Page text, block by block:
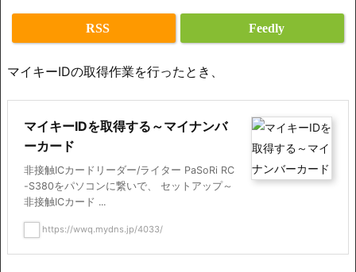
RSS Feedly
マイキーIDの取得作業を行ったとき、
マイキーIDを取得する～マイナンバ
ーカード
非接触ICカードリーダー/ライター PaSoRi RC
-S380をパソコンに繋いで、 セットアップ～
非接触ICカード ...
https://wwq.mydns.jp/4033/